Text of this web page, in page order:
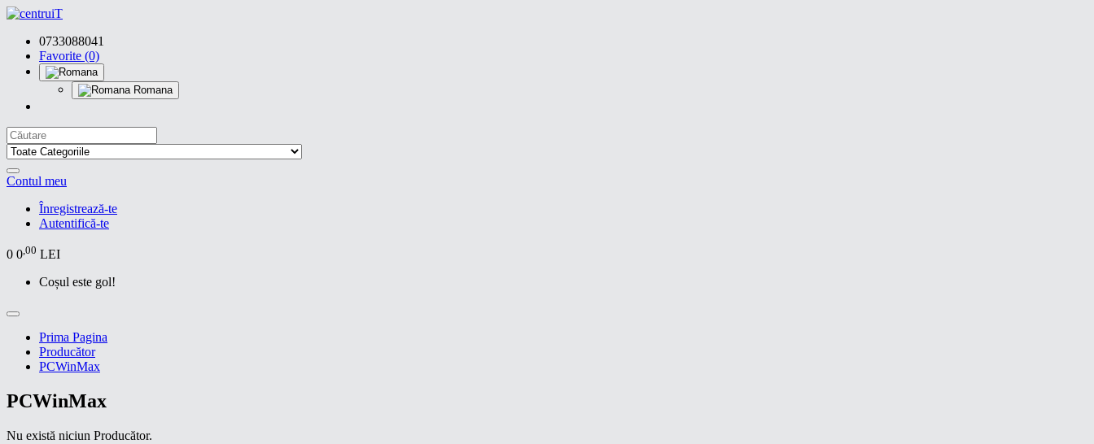
0733088041
Favorite (0)
Romana
Contul meu
Înregistrează-te
Autentifică-te
0 0,00 LEI
Coșul este gol!
Prima Pagina
Producător
PCWinMax
PCWinMax
Nu există niciun Producător.